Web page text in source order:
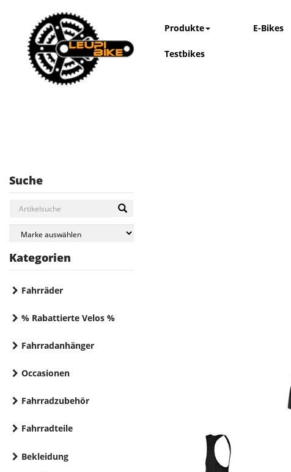
Produkte E-Bikes
Testbikes
Suche
Kategorien
Fahrräder
% Rabattierte Velos %
Fahrradanhänger
Occasionen
Fahrradzubehör
Fahrradteile
Bekleidung